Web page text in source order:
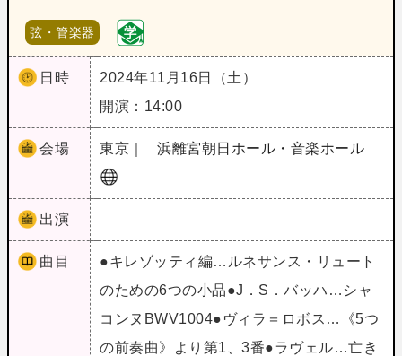
弦・管楽器
日時
2024年11月16日（土）
開演：14:00
会場 東京｜ 浜離宮朝日ホール・音楽ホール
出演
曲目
●キレゾッティ編…ルネサンス・リュート
のための6つの小品●J．S．バッハ…シャ
コンヌBWV1004●ヴィラ＝ロボス…《5つ
の前奏曲》より第1、3番●ラヴェル…亡き